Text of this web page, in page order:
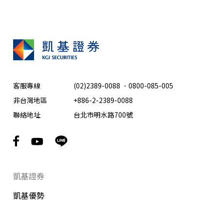
客服專線 (02)2389-0088 ． 0800-085-005
非台灣地區
+886-2-2389-0088
聯絡地址
台北市明水路700號
凱基證券
凱基優勢